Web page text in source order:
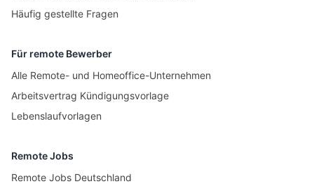
Häufig gestellte Fragen
Für remote Bewerber
Alle Remote- und Homeoffice-Unternehmen
Arbeitsvertrag Kündigungsvorlage
Lebenslaufvorlagen
Remote Jobs
Remote Jobs Deutschland